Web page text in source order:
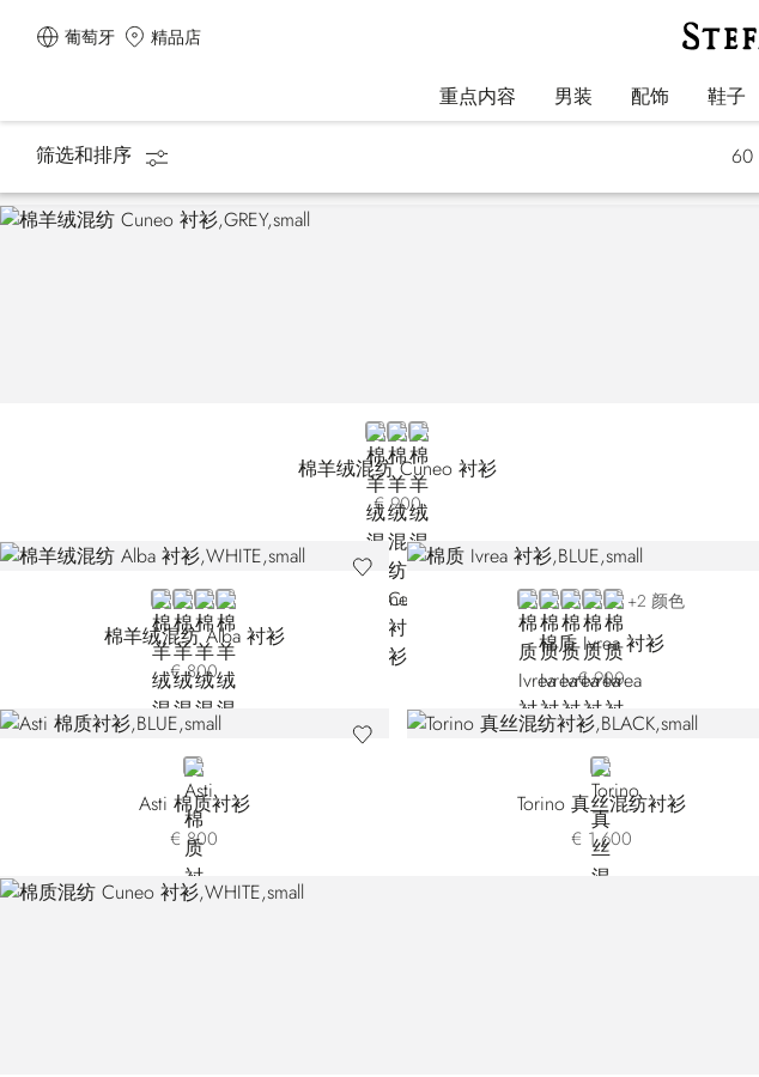
葡萄牙 精品店
重点内容 男装 配饰 鞋子
主页 男装
筛选和排序 60
GREYBEIGEGREEN
棉羊绒混纺 Cuneo 衬衫
€ 900
WHITE
BROWN BN3030-007
BROWN BN3030-008
BLACK
棉羊绒混纺 Alba 衬衫
€ 800
BLUE BN3028-004
BLUE BN3028-006
WHITE
BLACK
BEIGE+2 颜色
棉质 Ivrea 衬衫
€ 900
BLUE
Asti 棉质衬衫
€ 800
BLACK
Torino 真丝混纺衬衫
€ 1.600